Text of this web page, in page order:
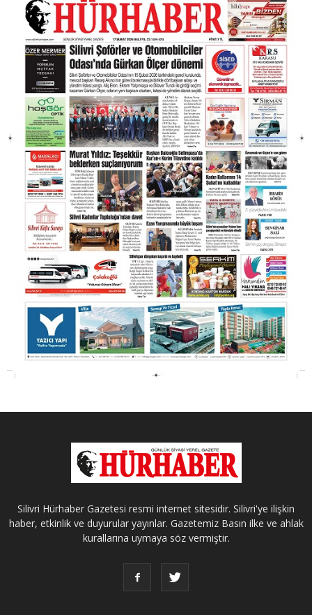
Silivri Hürhaber Gazetesi resmi internet sitesidir. Silivri'ye ilişkin
haber, etkinlik ve duyurular yayınlar. Gazetemiz Basın ilke ve ahlak
kurallarına uymaya söz vermiştir.